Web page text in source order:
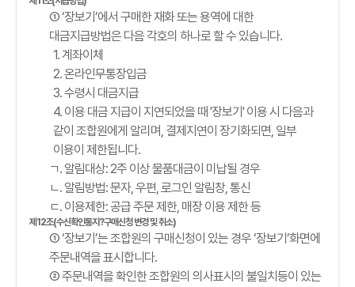
① ‘장보기’에서 구매한 재화 또는 용역에 대한
대금지급방법은 다음 각호의 하나로 할 수 있습니다.
1. 계좌이체
2. 온라인무통장입금
3. 수령시 대금지급
4. 이용 대금 지급이 지연되었을 때 '장보기' 이용 시 다음과
같이 조합원에게 알리며, 결제지연이 장기화되면, 일부
이용이 제한됩니다.
ㄱ. 알림대상: 2주 이상 물품대금이 미납될 경우
ㄴ. 알림방법: 문자, 우편, 로그인 알림창, 통신
ㄷ. 이용제한: 공급 주문 제한, 매장 이용 제한 등
제12조(수신확인통지?구매신청 변경 및 취소)
① ‘장보기’는 조합원의 구매신청이 있는 경우 ‘장보기’화면에
주문내역을 표시합니다.
② 주문내역을 확인한 조합원의 의사표시의 불일치등이 있는